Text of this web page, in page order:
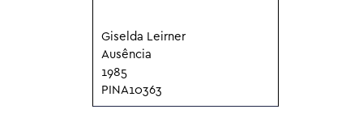
Giselda Leirner
Ausência
1985
PINA10363